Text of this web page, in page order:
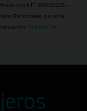
con NIT 900632226 –
Personales que está
Políticas de